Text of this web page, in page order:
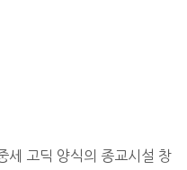
세 고딕 양식의 종교시설 창